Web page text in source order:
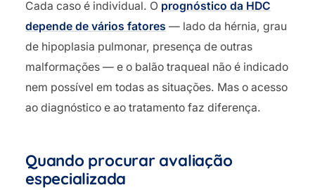
Cada caso é individual. O prognóstico da HDC
depende de vários fatores — lado da hérnia, grau
de hipoplasia pulmonar, presença de outras
malformações — e o balão traqueal não é indicado
nem possível em todas as situações. Mas o acesso
ao diagnóstico e ao tratamento faz diferença.
Quando procurar avaliação
especializada